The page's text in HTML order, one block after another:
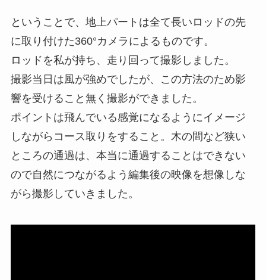
ということで、地上パートは全て長いロッドの先
に取り付けた360°カメラによるものです。
ロッドを私が持ち、走り回って撮影しました。
撮影当日は風が強めでしたが、この方法のため影
響を受けること無く撮影ができました。
ポイントは飛んでいる感覚になるようにイメージ
しながらコース取りをすること。木の間など狭い
ところの通過は、本当に通過することはできない
ので自然につながるよう編集後の映像を想像しな
がら撮影していきました。